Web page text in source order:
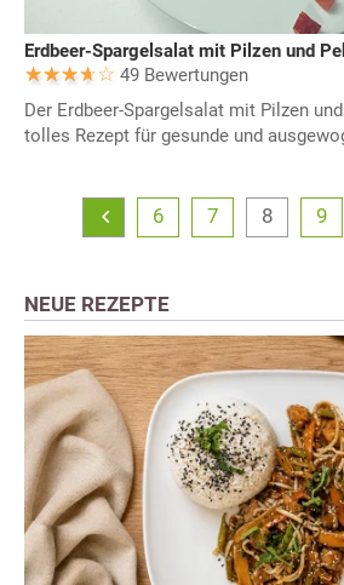
Erdbeer-Spargelsalat mit Pilzen und
49 Bewertungen
Der Erdbeer-Spargelsalat mit Pilzen
tolles Rezept für gesunde und
6 7 8 9
NEUE REZEPTE